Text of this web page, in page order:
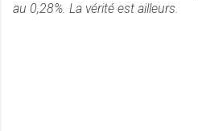
au 0,28%. La vérité est ailleurs.